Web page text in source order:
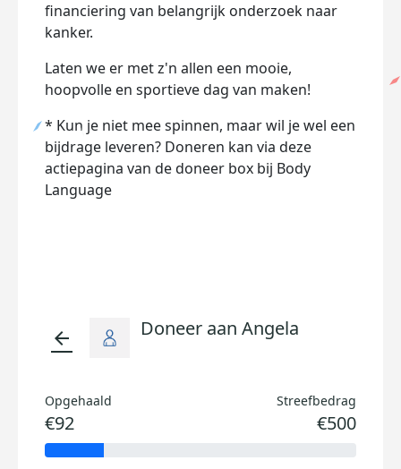
financiering van belangrijk onderzoek naar
kanker.
Laten we er met z'n allen een mooie,
hoopvolle en sportieve dag van maken!
* Kun je niet mee spinnen, maar wil je wel een
bijdrage leveren? Doneren kan via deze
actiepagina van de doneer box bij Body
Language
arrow_back Doneer aan Angela
Opgehaald
€92
Streefbedrag
€500